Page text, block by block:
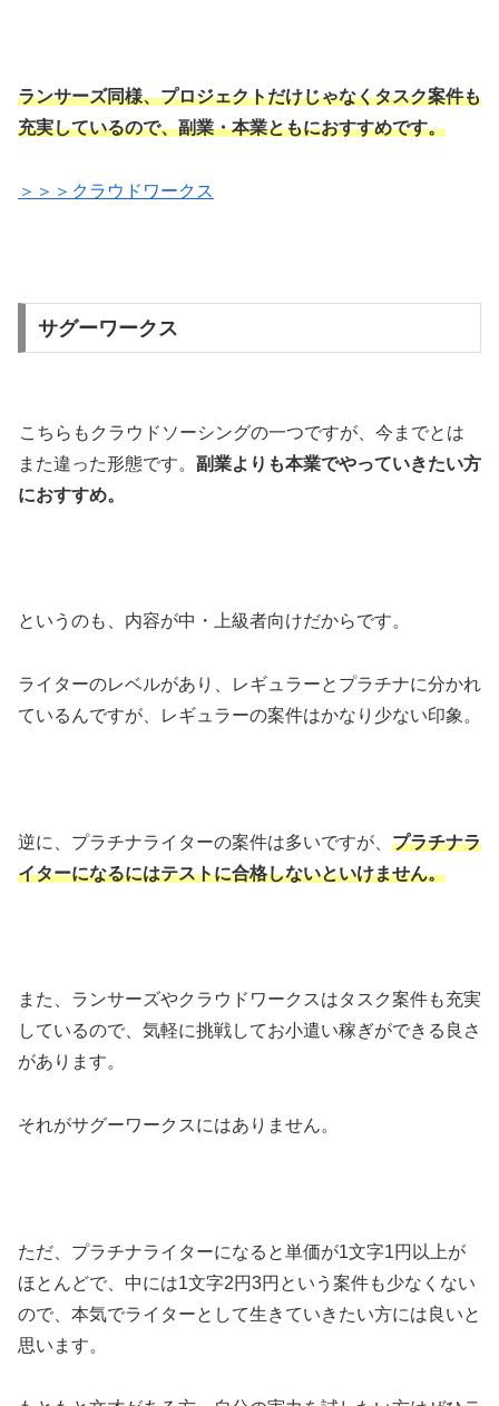
ランサーズ同様、プロジェクトだけじゃなくタスク案件も
充実しているので、副業・本業ともにおすすめです。
＞＞＞クラウドワークス
サグーワークス
こちらもクラウドソーシングの一つですが、今までとは
また違った形態です。 副業よりも本業でやっていきたい方
におすすめ。
というのも、内容が中・上級者向けだからです。
ライターのレベルがあり、レギュラーとプラチナに分かれ
ているんですが、レギュラーの案件はかなり少ない印象。
逆に、プラチナライターの案件は多いですが、 プラチナラ
イターになるにはテストに合格しないといけません。
また、ランサーズやクラウドワークスはタスク案件も充実
しているので、気軽に挑戦してお小遣い稼ぎができる良さ
があります。
それがサグーワークスにはありません。
ただ、プラチナライターになると単価が1文字1円以上が
ほとんどで、中には1文字2円3円という案件も少なくない
ので、本気でライターとして生きていきたい方には良いと
思います。